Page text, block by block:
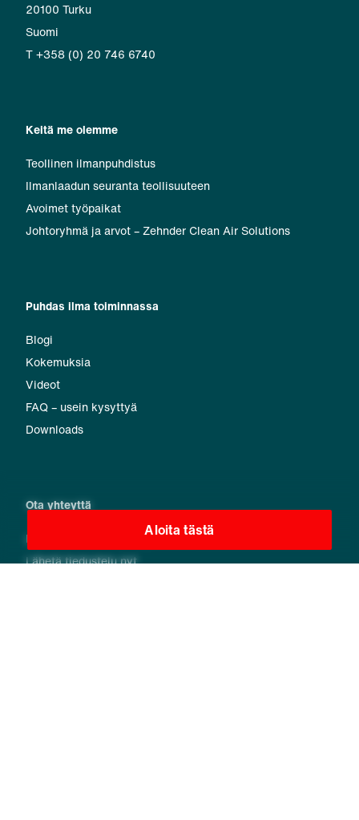
Aloita tästä
20100 Turku
Suomi
T +358 (0) 20 746 6740
Keitä me olemme
Teollinen ilmanpuhdistus
Ilmanlaadun seuranta teollisuuteen
Avoimet työpaikat
Johtoryhmä ja arvot – Zehnder Clean Air Solutions
Puhdas ilma toiminnassa
Blogi
Kokemuksia
Videot
FAQ – usein kysyttyä
Downloads
Ota yhteyttä
Löydä paikallinen yhteyshenkilö
Lähetä tiedustelu nyt